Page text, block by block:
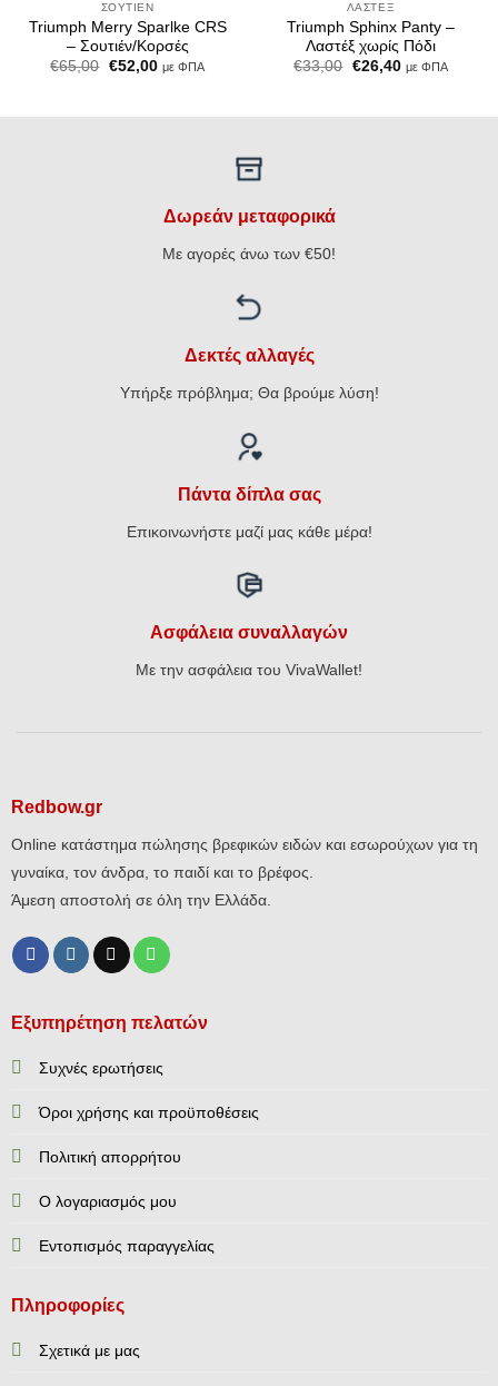
ΣΟΥΤΙΈΝ
Triumph Merry Sparlke CRS
– Σουτιέν/Κορσές
€65,00 Original
€52,00Ημε ΦΠΑ
ΛΑΣΤΈΞ
Triumph Sphinx Panty –
Λαστέξ χωρίς Πόδι
€33,00 Original
€26,40Ημε ΦΠΑ
Δωρεάν μεταφορικά
Με αγορές άνω των €50!
Δεκτές αλλαγές
Υπήρξε πρόβλημα; Θα βρούμε λύση!
Πάντα δίπλα σας
Επικοινωνήστε μαζί μας κάθε μέρα!
Ασφάλεια συναλλαγών
Με την ασφάλεια του VivaWallet!
Redbow.gr
Online κατάστημα πώλησης βρεφικών ειδών και εσωρούχων για τη
γυναίκα, τον άνδρα, το παιδί και το βρέφος.
Άμεση αποστολή σε όλη την Ελλάδα.
Εξυπηρέτηση πελατών
Συχνές ερωτήσεις
Όροι χρήσης και προϋποθέσεις
Πολιτική απορρήτου
Ο λογαριασμός μου
Εντοπισμός παραγγελίας
Πληροφορίες
Σχετικά με μας